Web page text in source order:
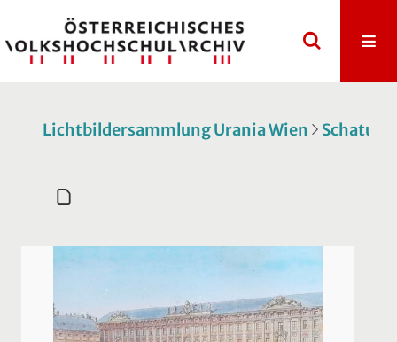
Lichtbildersammlung Urania Wien